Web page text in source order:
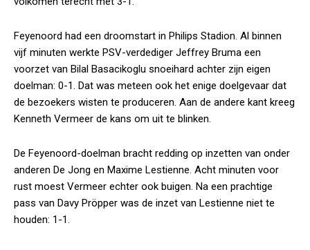
Feyenoord had een droomstart in Philips Stadion. Al binnen
vijf minuten werkte PSV-verdediger Jeffrey Bruma een
voorzet van Bilal Basacikoglu snoeihard achter zijn eigen
doelman: 0-1. Dat was meteen ook het enige doelgevaar dat
de bezoekers wisten te produceren. Aan de andere kant kreeg
Kenneth Vermeer de kans om uit te blinken.
De Feyenoord-doelman bracht redding op inzetten van onder
anderen De Jong en Maxime Lestienne. Acht minuten voor
rust moest Vermeer echter ook buigen. Na een prachtige
pass van Davy Pröpper was de inzet van Lestienne niet te
houden: 1-1.